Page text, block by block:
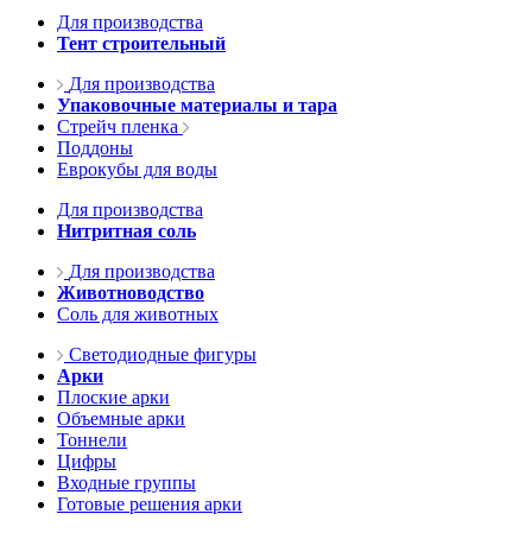
Для производства
Тент строительный
Для производства
Упаковочные материалы и тара
Стрейч пленка
Поддоны
Еврокубы для воды
Для производства
Нитритная соль
Для производства
Животноводство
Соль для животных
Светодиодные фигуры
Арки
Плоские арки
Объемные арки
Тоннели
Цифры
Входные группы
Готовые решения арки